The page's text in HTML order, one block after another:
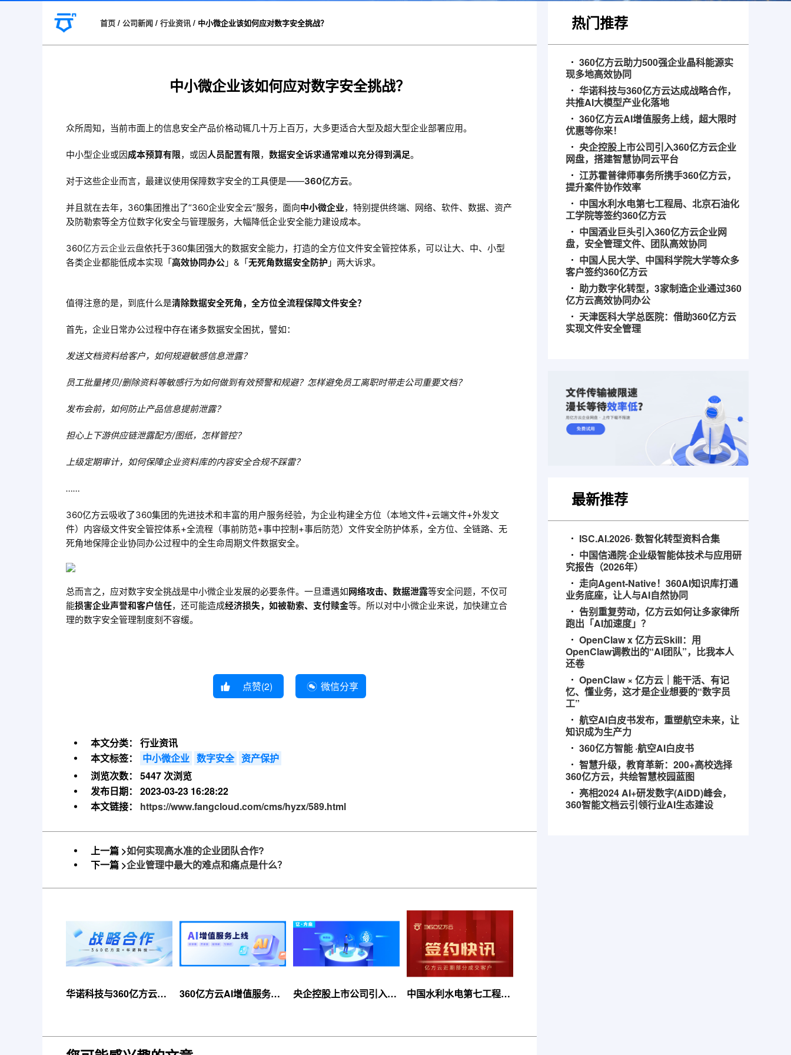
首页 / 公司新闻 / 行业资讯 / 中小微企业该如何应对数字安全挑战？
中小微企业该如何应对数字安全挑战？
众所周知，当前市面上的信息安全产品价格动辄几十万上百万，大多更适合大型及超大型企业部署应用。
中小型企业或因成本预算有限，或因人员配置有限， 数据安全诉求通常难以充分得到满足。
对于这些企业而言，最建议使用保障数字安全的工具便是——360亿方云。
并且就在去年，360集团推出了“360企业安全云”服务，面向中小微企业，特别提供终端、网络、软件、数据、资产
及防勒索等全方位数字化安全与管理服务，大幅降低企业安全能力建设成本。
360亿方云企业云盘依托于360集团强大的数据安全能力，打造的全方位文件安全管控体系，可以让大、中、小型
各类企业都能低成本实现「 高效协同办公 」&「 无死角数据安全防护 」两大诉求。
值得注意的是，到底什么是清除数据安全死角，全方位全流程保障文件安全？
首先，企业日常办公过程中存在诸多数据安全困扰，譬如：
发送文档资料给客户，如何规避敏感信息泄露？
员工批量拷贝/删除资料等敏感行为如何做到有效预警和规避？怎样避免员工离职时带走公司重要文档？
发布会前，如何防止产品信息提前泄露？
担心上下游供应链泄露配方/图纸，怎样管控？
上级定期审计，如何保障企业资料库的内容安全合规不踩雷？
……
360亿方云吸收了360集团的先进技术和丰富的用户服务经验，为企业构建全方位（本地文件+云端文件+外发文
件）内容级文件安全管控体系+全流程（事前防范+事中控制+事后防范）文件安全防护体系，全方位、全链路、无
死角地保障企业协同办公过程中的全生命周期文件数据安全。
总而言之，应对数字安全挑战是中小微企业发展的必要条件。一旦遭遇如 网络攻击、数据泄露等安全问题，不仅可
能损害企业声誉和客户信任，还可能造成经济损失，如被勒索、支付赎金等。所以对中小微企业来说，加快建立合
理的数字安全管理制度刻不容缓。
点赞(2) 微信分享
本文分类：
行业资讯
本文标签：
中小微企业 数字安全 资产保护
浏览次数：
5447 次浏览
发布日期：
2023-03-23 16:28:22
本文链接：
https://www.fangcloud.com/cms/hyzx/589.html
上一篇 >如何实现高水准的企业团队合作?
下一篇 >企业管理中最大的难点和痛点是什么？
华诺科技与360亿方云达
360亿方云AI增值服务上
央企控股上市公司引入
中国水利水电第七工程
热门推荐
360亿方云助力500强企业晶科能源实
现多地高效协同
华诺科技与360亿方云达成战略合作，
共推AI大模型产业化落地
360亿方云AI增值服务上线，超大限时
优惠等你来！
央企控股上市公司引入360亿方云企业
网盘，搭建智慧协同云平台
江苏霍普律师事务所携手360亿方云，
提升案件协作效率
中国水利水电第七工程局、北京石油化
工学院等签约360亿方云
中国酒业巨头引入360亿方云企业网
盘，安全管理文件、团队高效协同
中国人民大学、中国科学院大学等众多
客户签约360亿方云
助力数字化转型，3家制造企业通过360
亿方云高效协同办公
天津医科大学总医院：借助360亿方云
实现文件安全管理
最新推荐
ISC.AI.2026· 数智化转型资料合集
中国信通院·企业级智能体技术与应用研
究报告（2026年）
走向Agent-Native！360AI知识库打通
业务底座，让人与AI自然协同
告别重复劳动，亿方云如何让多家律所
跑出「AI加速度」？
OpenClaw x 亿方云Skill：用
OpenClaw调教出的“AI团队”，比我本人
还卷
OpenClaw × 亿方云｜能干活、有记
忆、懂业务，这才是企业想要的“数字员
工”
航空AI白皮书发布，重塑航空未来，让
知识成为生产力
360亿方智能 ·航空AI白皮书
智慧升级，教育革新：200+高校选择
360亿方云，共绘智慧校园蓝图
亮相2024 AI+研发数字(AiDD)峰会，
360智能文档云引领行业AI生态建设